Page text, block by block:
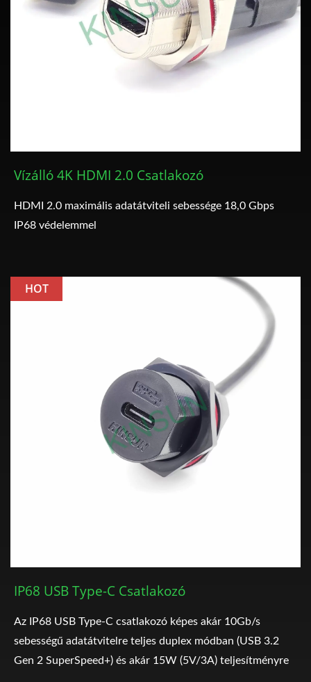
Vízálló 4K HDMI 2.0 Csatlakozó
HDMI 2.0 maximális adatátviteli sebessége 18,0 Gbps
IP68 védelemmel
HOT
IP68 USB Type-C Csatlakozó
Az IP68 USB Type-C csatlakozó képes akár 10Gb/s
sebességű adatátvitelre teljes duplex módban (USB 3.2
Gen 2 SuperSpeed+) és akár 15W (5V/3A) teljesítményre